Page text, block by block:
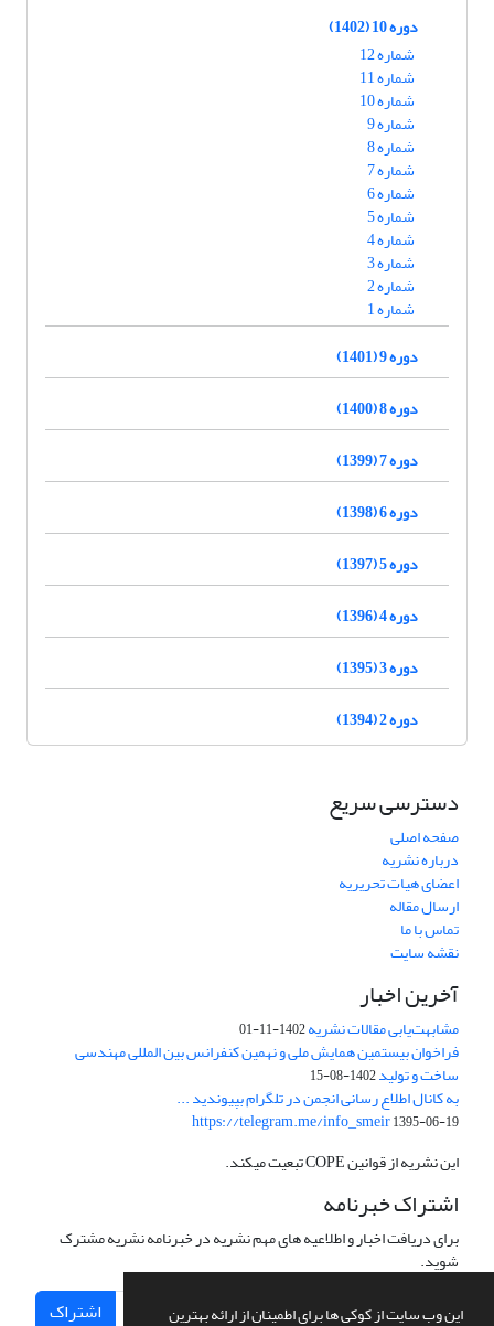
این وب سایت از کوکی ها برای اطمینان از ارائه بهترین
دوره 10 (1402)
شماره 12
شماره 11
شماره 10
شماره 9
شماره 8
شماره 7
شماره 6
شماره 5
شماره 4
شماره 3
شماره 2
شماره 1
دوره 9 (1401)
دوره 8 (1400)
دوره 7 (1399)
دوره 6 (1398)
دوره 5 (1397)
دوره 4 (1396)
دوره 3 (1395)
دوره 2 (1394)
دسترسی سریع
صفحه اصلی
درباره نشریه
اعضای هیات تحریریه
ارسال مقاله
تماس با ما
نقشه سایت
آخرین اخبار
مشابهت‌یابی مقالات نشریه1402-11-01
فراخوان بیستمین همایش ملی و نهمین کنفرانس بین المللی مهندسی
ساخت و تولید1402-08-15
به کانال اطلاع رسانی انجمن در تلگرام بپیوندید ...
https://telegram.me/info_smeir1395-06-19
این نشریه از قوانین COPE تبعیت میکند.
اشتراک خبرنامه
برای دریافت اخبار و اطلاعیه های مهم نشریه در خبرنامه نشریه مشترک
شوید.
اشتراک